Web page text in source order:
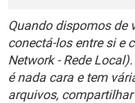
GUIA DE COMPRAS
INSTAGRAM
GUIA DE COMPRAS
CELULAR
OUTLOOK
INSTAGRAM
JOGOS
CELULAR
OUTLOOK
Quando dispomos de
conectá-los entre si e
Network - Rede
é nada cara e tem
arquivos,